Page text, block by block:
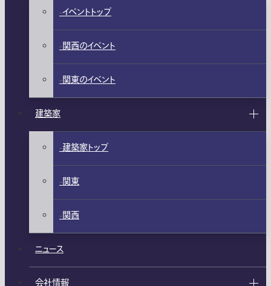
イベントトップ
関西のイベント
関東のイベント
建築家
建築家トップ
関東
関西
ニュース